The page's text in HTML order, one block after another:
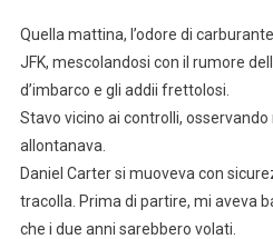
Quella mattina, l’odore di
JFK, mescolandosi con il rumore
d’imbarco e gli addii frettolosi.
Stavo vicino ai controlli,
allontanava.
Daniel Carter si muoveva con
tracolla. Prima di partire, mi aveva
che i due anni sarebbero volati.